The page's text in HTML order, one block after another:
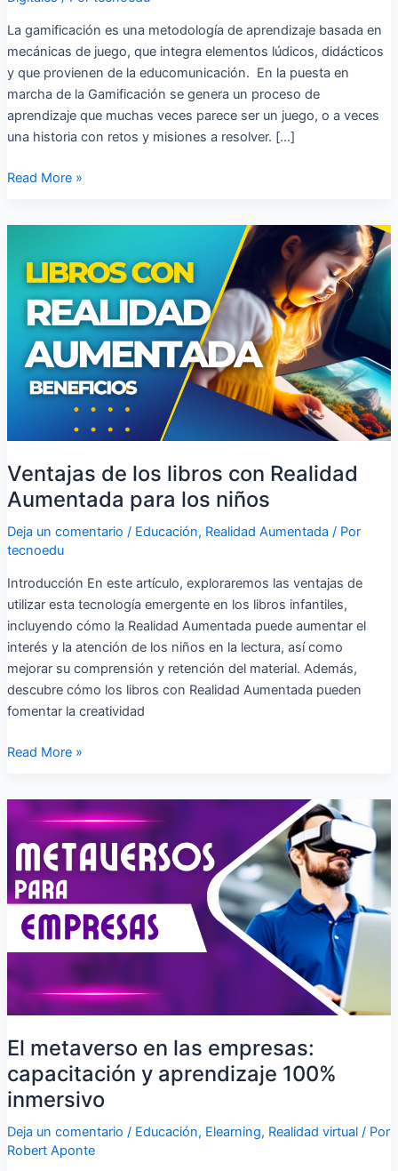
La gamificación es una metodología de aprendizaje basada en
mecánicas de juego, que integra elementos lúdicos, didácticos
y que provienen de la educomunicación. En la puesta en
marcha de la Gamificación se genera un proceso de
aprendizaje que muchas veces parece ser un juego, o a veces
una historia con retos y misiones a resolver. […]
Read More »
Ventajas de los libros con Realidad
Aumentada para los niños
Deja un comentario / Educación, Realidad Aumentada / Por
tecnoedu
Introducción En este artículo, exploraremos las ventajas de
utilizar esta tecnología emergente en los libros infantiles,
incluyendo cómo la Realidad Aumentada puede aumentar el
interés y la atención de los niños en la lectura, así como
mejorar su comprensión y retención del material. Además,
descubre cómo los libros con Realidad Aumentada pueden
fomentar la creatividad
libros
Realidad
Aumentada
para
Read More »
El metaverso en las empresas:
capacitación y aprendizaje 100%
inmersivo
Deja un comentario / Educación, Elearning, Realidad virtual/ Por
Robert Aponte
metaverso
en
las
empresas:
capacitación
100%
inmersivo